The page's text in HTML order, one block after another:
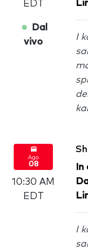
EDT
Dal
vivo
I
Ago
08
10:30 AM
EDT
I